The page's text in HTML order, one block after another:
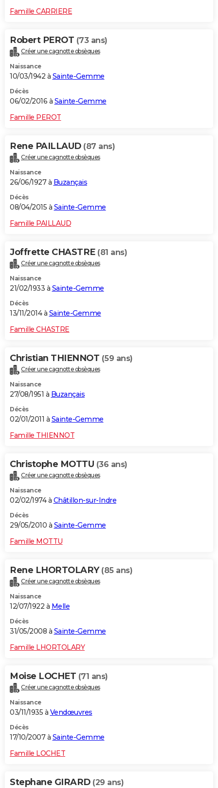
Famille CARRIERE
Robert PEROT (73 ans)
Créer une cagnotte obsèques
Naissance
10/03/1942 à Sainte-Gemme
Décès
06/02/2016 à Sainte-Gemme
Famille PEROT
Rene PAILLAUD (87 ans)
Créer une cagnotte obsèques
Naissance
26/06/1927 à Buzançais
Décès
08/04/2015 à Sainte-Gemme
Famille PAILLAUD
Joffrette CHASTRE (81 ans)
Créer une cagnotte obsèques
Naissance
21/02/1933 à Sainte-Gemme
Décès
13/11/2014 à Sainte-Gemme
Famille CHASTRE
Christian THIENNOT (59 ans)
Créer une cagnotte obsèques
Naissance
27/08/1951 à Buzançais
Décès
02/01/2011 à Sainte-Gemme
Famille THIENNOT
Christophe MOTTU (36 ans)
Créer une cagnotte obsèques
Naissance
02/02/1974 à Châtillon-sur-Indre
Décès
29/05/2010 à Sainte-Gemme
Famille MOTTU
Rene LHORTOLARY (85 ans)
Créer une cagnotte obsèques
Naissance
12/07/1922 à Melle
Décès
31/05/2008 à Sainte-Gemme
Famille LHORTOLARY
Moise LOCHET (71 ans)
Créer une cagnotte obsèques
Naissance
03/11/1935 à Vendœuvres
Décès
17/10/2007 à Sainte-Gemme
Famille LOCHET
Stephane GIRARD (29 ans)